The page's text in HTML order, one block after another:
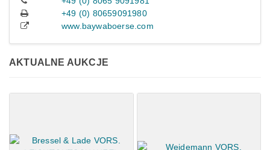
+49 (0) 80659091980
www.baywaboerse.com
AKTUALNE AUKCJE